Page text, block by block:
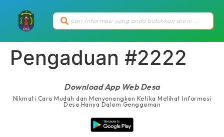
Pengaduan #2222
Download App Web Desa
Nikmati Cara Mudah dan Menyenangkan Ketika Melihat Informasi
Desa Hanya Dalam Genggaman